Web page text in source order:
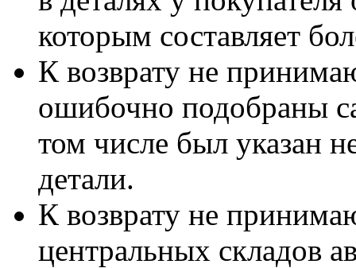
которым составляет
К возврату не
ошибочно подобраны
том числе был указан
детали.
К возврату не
центральных складов